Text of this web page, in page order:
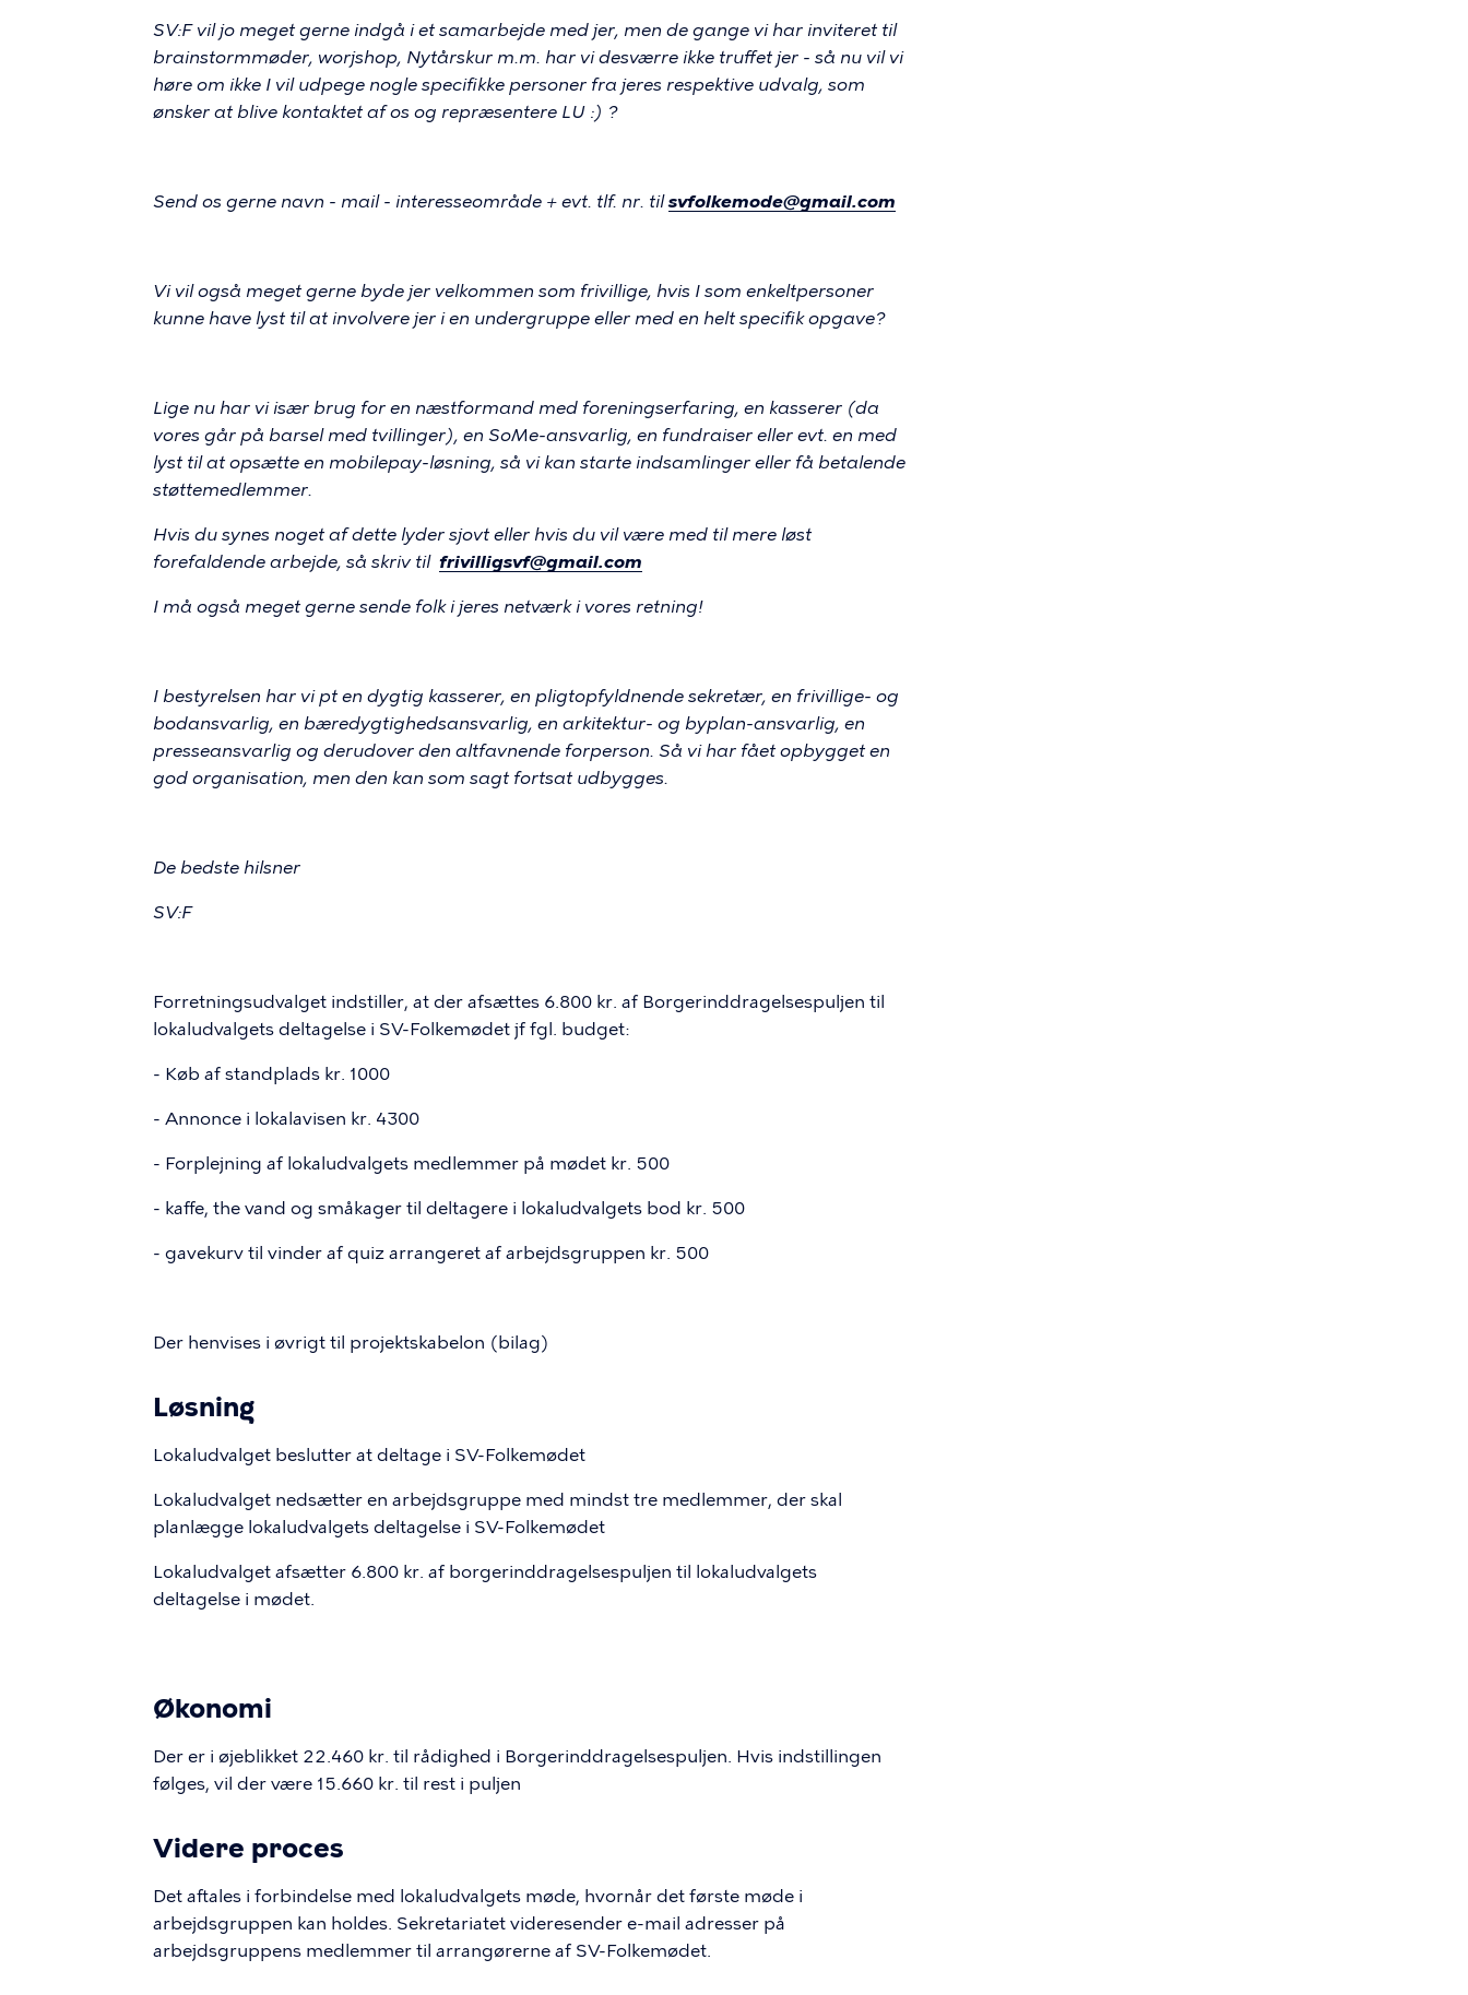
SV:F vil jo meget gerne indgå i et samarbejde med jer, men de gange vi har inviteret til
brainstormmøder, worjshop, Nytårskur m.m. har vi desværre ikke truffet jer - så nu vil vi
høre om ikke I vil udpege nogle specifikke personer fra jeres respektive udvalg, som
ønsker at blive kontaktet af os og repræsentere LU :) ?
Send os gerne navn - mail - interesseområde + evt. tlf. nr. tilsvfolkemode@gmail.com
Vi vil også meget gerne byde jer velkommen som frivillige, hvis I som enkeltpersoner
kunne have lyst til at involvere jer i en undergruppe eller med en helt specifik opgave?
Lige nu har vi især brug for en næstformand med foreningserfaring, en kasserer (da
vores går på barsel med tvillinger), en SoMe-ansvarlig, en fundraiser eller evt. en med
lyst til at opsætte en mobilepay-løsning, så vi kan starte indsamlinger eller få betalende
støttemedlemmer.
Hvis du synes noget af dette lyder sjovt eller hvis du vil være med til mere løst
forefaldende arbejde, så skriv til frivilligsvf@gmail.com
I må også meget gerne sende folk i jeres netværk i vores retning!
I bestyrelsen har vi pt en dygtig kasserer, en pligtopfyldnende sekretær, en frivillige- og
bodansvarlig, en bæredygtighedsansvarlig, en arkitektur- og byplan-ansvarlig, en
presseansvarlig og derudover den altfavnende forperson. Så vi har fået opbygget en
god organisation, men den kan som sagt fortsat udbygges.
De bedste hilsner
SV:F
Forretningsudvalget indstiller, at der afsættes 6.800 kr. af Borgerinddragelsespuljen til
lokaludvalgets deltagelse i SV-Folkemødet jf fgl. budget:
- Køb af standplads kr. 1000
- Annonce i lokalavisen kr. 4300
- Forplejning af lokaludvalgets medlemmer på mødet kr. 500
- kaffe, the vand og småkager til deltagere i lokaludvalgets bod kr. 500
- gavekurv til vinder af quiz arrangeret af arbejdsgruppen kr. 500
Der henvises i øvrigt til projektskabelon (bilag)
Løsning
Lokaludvalget beslutter at deltage i SV-Folkemødet
Lokaludvalget nedsætter en arbejdsgruppe med mindst tre medlemmer, der skal
planlægge lokaludvalgets deltagelse i SV-Folkemødet
Lokaludvalget afsætter 6.800 kr. af borgerinddragelsespuljen til lokaludvalgets
deltagelse i mødet.
Økonomi
Der er i øjeblikket 22.460 kr. til rådighed i Borgerinddragelsespuljen. Hvis indstillingen
følges, vil der være 15.660 kr. til rest i puljen
Videre proces
Det aftales i forbindelse med lokaludvalgets møde, hvornår det første møde i
arbejdsgruppen kan holdes. Sekretariatet videresender e-mail adresser på
arbejdsgruppens medlemmer til arrangørerne af SV-Folkemødet.